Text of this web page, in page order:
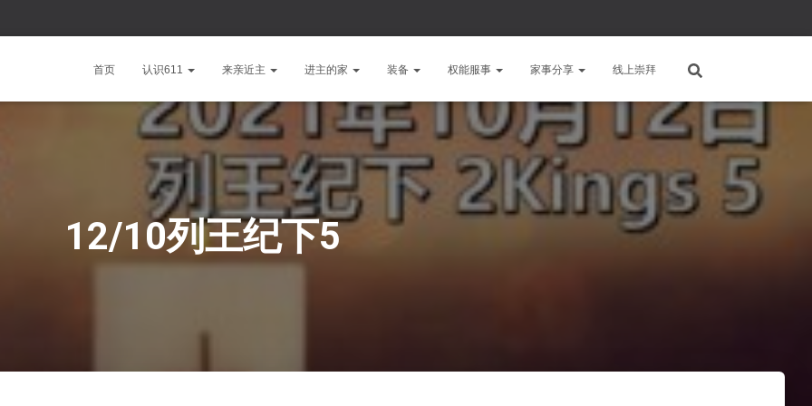
首页 认识611 来亲近主 进主的家 装备 权能服事 家事分享 线上崇拜
12/10列王纪下5